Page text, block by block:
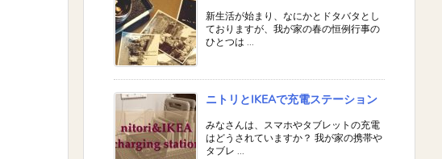
新生活が始まり、なにかとドタバタとし
ておりますが、我が家の春の恒例行事の
ひとつは ...
ニトリとIKEAで充電ステーション
みなさんは、スマホやタブレットの充電
はどうされていますか？ 我が家の携帯や
タブレ ...